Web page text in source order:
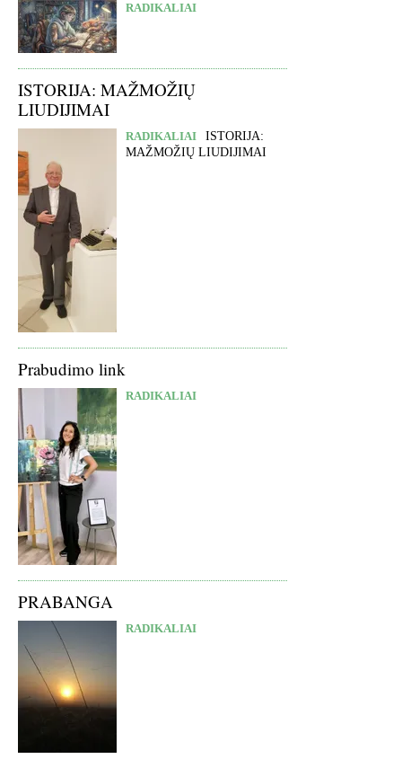
RADIKALIAI
ISTORIJA: MAŽMOŽIŲ
LIUDIJIMAI
RADIKALIAI
ISTORIJA:
MAŽMOŽIŲ LIUDIJIMAI
Prabudimo link
RADIKALIAI
PRABANGA
RADIKALIAI